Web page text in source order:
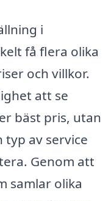
i
få flera olika
och villkor.
att se
bäst pris, utan
av service
Genom att
samlar olika